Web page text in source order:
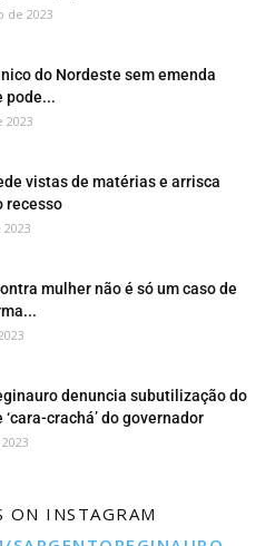
de 2023
do Nordeste sem emenda
pode...
2023
vistas de matérias e arrisca
recesso
mulher não é só um caso de
denuncia subutilização do
crachá’ do governador
ON INSTAGRAM